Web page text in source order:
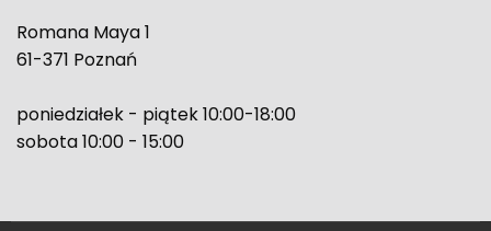
Romana Maya 1
61-371 Poznań
poniedziałek - piątek 10:00-18:00
sobota 10:00 - 15:00